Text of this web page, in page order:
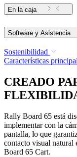
En la caja
Software y Asistencia
Sostenibilidad
Características
CREADO
Rally Board 65 está
implementar con la
pantalla, lo que
contacto visual natural
Board 65 Cart.